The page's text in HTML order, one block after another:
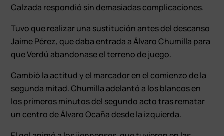
Calzada respondió sin demasiadas complicaciones.
Tuvo que realizar una sustitución antes del descanso
Jaime Pérez, que daba entrada a Álvaro Chumilla para
que Verdú abandonase el terreno de juego.
Cambió la actitud y el marcador en el comienzo de la
segunda mitad. Chumilla adelantó a los blancos en
los primeros minutos del segundo acto tras rematar
un centro de Álvaro Ocaña desde la izquierda.